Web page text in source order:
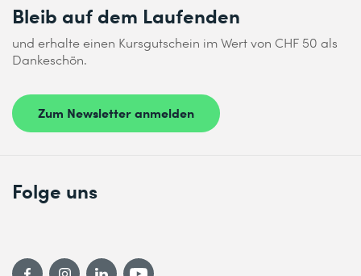
Bleib auf dem Laufenden
und erhalte einen Kursgutschein im Wert von CHF 50 als
Dankeschön.
Zum Newsletter anmelden
Folge uns